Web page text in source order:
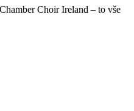
Choir Ireland – to vše